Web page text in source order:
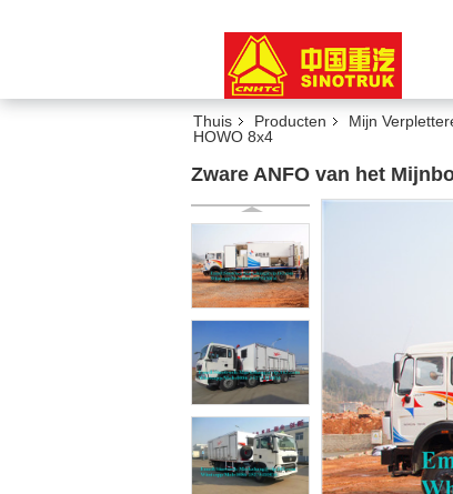
Thuis Producten Mijn
HOWO 8x4
Zware ANFO van het